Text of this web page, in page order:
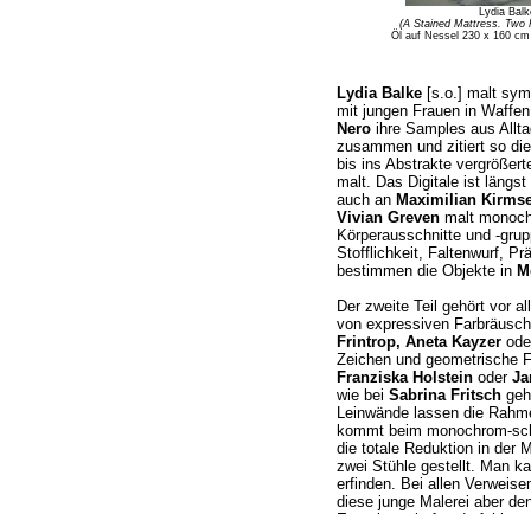
Lydia
(A Stained Mattress. Two
Öl auf Nessel 230 x 160
Lydia Balke[s.o.] malt
mit jungen Frauen in
Neroihre Samples aus
zusammen und zitiert so
bis ins Abstrakte
malt. Das Digitale ist längst
auch an Maximilian
Vivian Grevenmalt
Körperausschnitte und -
Stofflichkeit, Faltenwurf,
bestimmen die Objekte in
Der zweite Teil gehört vor
von expressiven
Frintrop, Aneta Kayzer
Zeichen und geometrische
Franziska Holsteinoder
wie bei Sabrina Fritsch
Leinwände lassen die
kommt beim monochrom-
die totale Reduktion in der
zwei Stühle gestellt. Man
erfinden. Bei allen
diese junge Malerei aber